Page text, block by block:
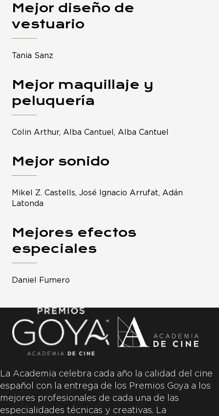
Mejor diseño de
vestuario
Tania Sanz
Mejor maquillaje y
peluquería
Colin Arthur, Alba Cantuel, Alba Cantuel
Mejor sonido
Mikel Z. Castells, José Ignacio Arrufat, Adán
Latonda
Mejores efectos
especiales
Daniel Fumero
La Academia celebra cada año la calidad del cine
español con la entrega de los Premios Goya a los
mejores profesionales de cada una de las
especialidades técnicas y creativas. La